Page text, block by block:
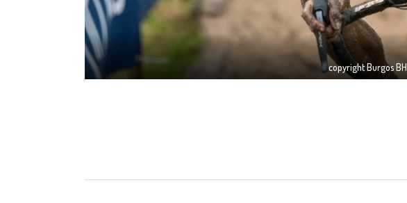
copyright Burgos BH